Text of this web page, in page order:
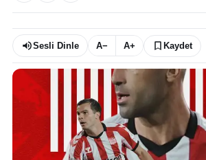
Sesli Dinle A− A+ Kaydet